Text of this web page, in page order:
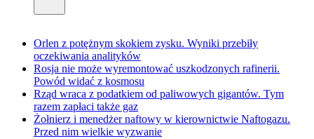
Orlen z potężnym skokiem zysku. Wyniki przebiły
oczekiwania analityków
Rosja nie może wyremontować uszkodzonych rafinerii.
Powód widać z kosmosu
Rząd wraca z podatkiem od paliwowych gigantów. Tym
razem zapłaci także gaz
Żołnierz i menedżer naftowy w kierownictwie Naftogazu.
Przed nim wielkie wyzwanie